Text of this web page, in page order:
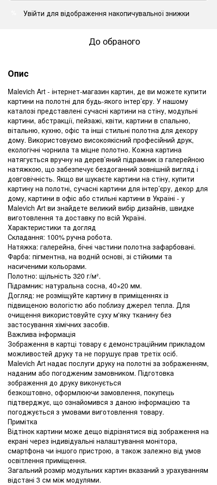
Увійти для відображення накопичувальної знижки
До обраного
Опис
Malevich Art - інтернет-магазин картин, де ви можете купити
картини на полотні для будь-якого інтер’єру. У нашому
каталозі представлені сучасні картини на стіну, модульні
картини, абстракції, пейзажі, квіти, картини в спальню,
вітальню, кухню, офіс та інші стильні полотна для декору
дому. Використовуємо високоякісний професійний друк,
екологічні чорнила та міцне полотно. Кожна картина
натягується вручну на дерев’яний підрамник із галерейною
натяжкою, що забезпечує бездоганний зовнішній вигляд і
довговічність. Якщо ви шукаєте картини на стіну, купити
картину на полотні, сучасні картини для інтер’єру, декор для
дому, картини в офіс або стильні картини в Україні - у
Malevich Art ви знайдете великий вибір дизайнів, швидке
виготовлення та доставку по всій Україні.
Характеристики та догляд
Складання: 100% ручна робота.
Натяжка: галерейна, бічні частини полотна зафарбовані.
Фарба: пігментна, на водній основі, зі стійкими та
насиченими кольорами.
Полотно: щільність 320 г/м².
Підрамник: натуральна сосна, 40×20 мм.
Догляд: не розміщуйте картину в приміщеннях із
підвищеною вологістю або поблизу джерел тепла. Для
очищення використовуйте суху м'яку тканину без
застосування хімічних засобів.
Важлива інформація
Зображення в картці товару є демонстраційним прикладом
можливостей друку та не порушує прав третіх осіб.
Malevich Art надає послуги друку на полотні за зображенням,
наданим або погодженим замовником. Підготовка
зображення до друку виконується
безкоштовно, оформлюючи замовлення, покупець
підтверджує, що ознайомився з даною інформацією та
погоджується з умовами виготовлення товару.
Примітка
Відтінок картини може дещо відрізнятися від зображення на
екрані через індивідуальні налаштування монітора,
смартфона чи іншого пристрою, а також залежно від умов
освітлення приміщення.
Загальний розмір модульних картин вказаний з урахуванням
відстані 3 см між модулями.